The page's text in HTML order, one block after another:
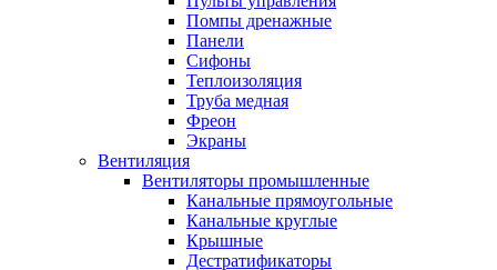
Помпы дренажные
Панели
Сифоны
Теплоизоляция
Труба медная
Фреон
Экраны
Вентиляция
Вентиляторы промышленные
Канальные прямоугольные
Канальные круглые
Крышные
Дестратификаторы